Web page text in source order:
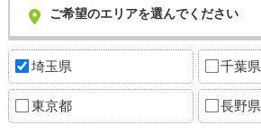
ご希望のエリアを選んでください
埼玉県 千葉県
東京都 長野県